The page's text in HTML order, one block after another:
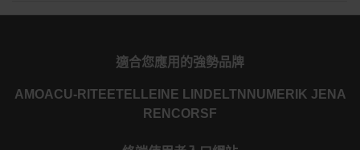
適合您應用的強勢品牌
AMOACU-RITE ETEL LEINE LINDE LTN NUMERIK JENA
RENCORSF